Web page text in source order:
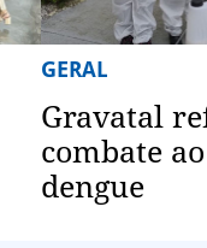
GERAL
Gravatal
combate
dengue